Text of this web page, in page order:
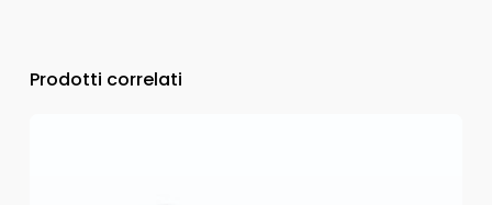
Prodotti correlati